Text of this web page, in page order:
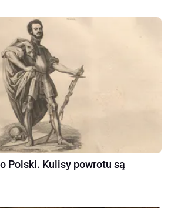
Polski. Kulisy powrotu są